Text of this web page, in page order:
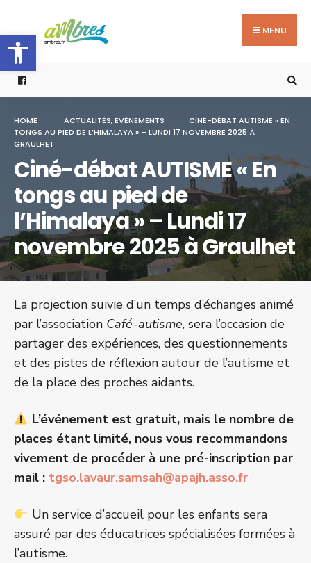
Ouvrir la barre d’outils
to
content
MENU
HOME ACTUALITÉS,EVÈNEMENTS
CINÉ-DÉBAT AUTISME « EN
TONGS AU PIED DE L’HIMALAYA » – LUNDI 17 NOVEMBRE 2025 À
GRAULHET
Ciné-débat AUTISME « En
tongs au pied de
l’Himalaya » – Lundi 17
novembre 2025 à Graulhet
La projection suivie d’un temps d’échanges animé
par l’association Café-autisme, sera l’occasion de
partager des expériences, des questionnements
et des pistes de réflexion autour de l’autisme et
de la place des proches aidants.
L’événement est gratuit, mais le nombre de
places étant limité, nous vous recommandons
vivement de procéder à une pré-inscription par
mail : tgso.lavaur.samsah@apajh.asso.fr
Un service d’accueil pour les enfants sera
assuré par des éducatrices spécialisées formées à
l’autisme.
for: